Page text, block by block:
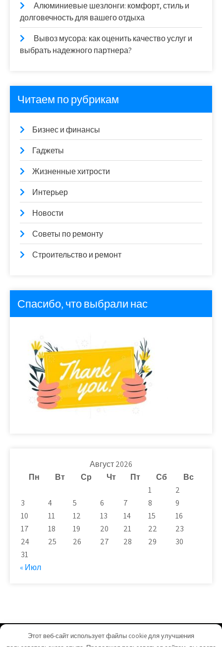
Алюминиевые шезлонги: комфорт, стиль и
долговечность для вашего отдыха
Вывоз мусора: как оценить качество услуг и
выбрать надежного партнера?
Читаем по рубрикам
Бизнес и финансы
Гаджеты
Жизненные хитрости
Интерьер
Новости
Советы по ремонту
Строительство и ремонт
Спасибо, что выбрали нас
Август 2026
Пн
Вт Ср Чт Пт Сб
Вс
1
2
3
4 5 6 7 8
9
10
11 12 13 14 15
16
17
18 19 20 21 22
23
24
25 26 27 28 29
30
31
« Июл
plit-beton.ru - Работает на WordPress
Этот веб-сайт использует файлы cookie для улучшения